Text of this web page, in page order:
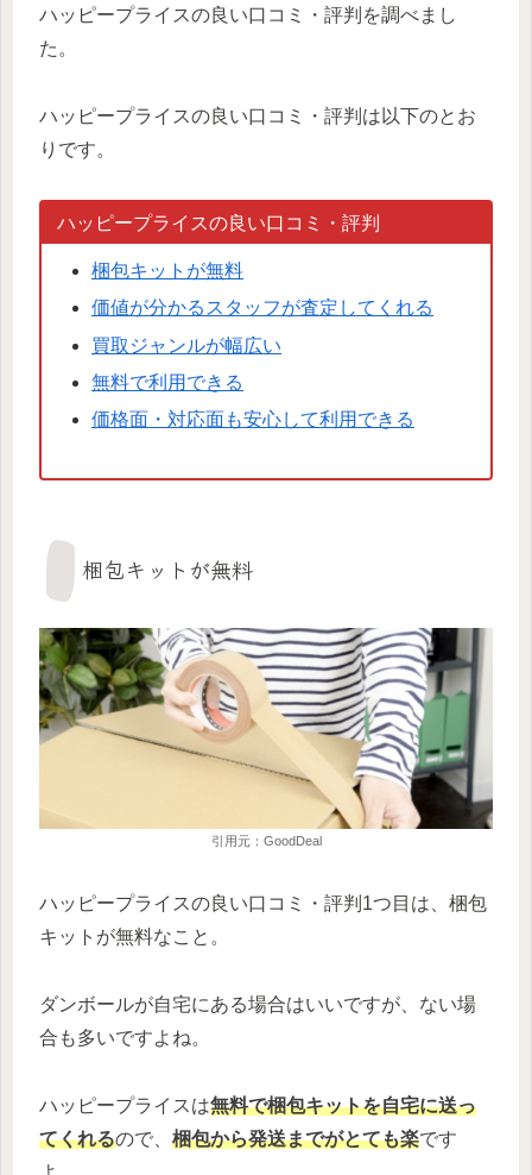
ハッピープライスの良い口コミ・評判を調べまし
た。
ハッピープライスの良い口コミ・評判は以下のとお
りです。
ハッピープライスの良い口コミ・評判
梱包キットが無料
価値が分かるスタッフが査定してくれる
買取ジャンルが幅広い
無料で利用できる
価格面・対応面も安心して利用できる
梱包キットが無料
引用元：GoodDeal
ハッピープライスの良い口コミ・評判1つ目は、梱包
キットが無料なこと。
ダンボールが自宅にある場合はいいですが、ない場
合も多いですよね。
ハッピープライスは無料で梱包キットを自宅に送っ
てくれるので、 梱包から発送までがとても楽です